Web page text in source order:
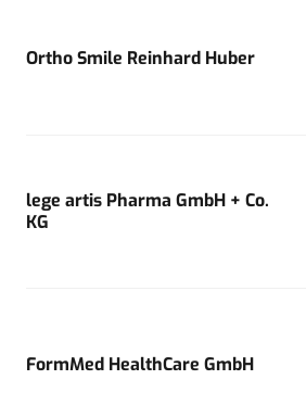
Ortho Smile Reinhard Huber
lege artis Pharma GmbH + Co.
KG
FormMed HealthCare GmbH